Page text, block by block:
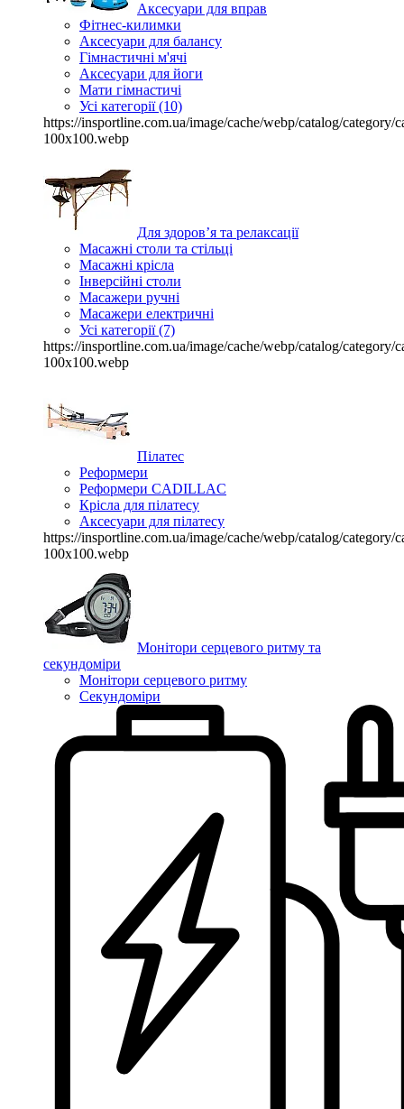
Аксесуари для вправ
Фітнес-килимки
Аксесуари для балансу
Гімнастичні м'ячі
Аксесуари для йоги
Мати гімнастичі
Усі категорії (10)
https://insportline.com.ua/image/cache/webp/catalog/category/
100x100.webp
Для здоров’я та релаксації
Масажні столи та стільці
Масажні крісла
Інверсійні столи
Масажери ручні
Масажери електричні
Усі категорії (7)
https://insportline.com.ua/image/cache/webp/catalog/category/
100x100.webp
Пілатес
Реформери
Реформери CADILLAC
Крісла для пілатесу
Аксесуари для пілатесу
https://insportline.com.ua/image/cache/webp/catalog/category/
100x100.webp
Монітори серцевого ритму та
секундоміри
Монітори серцевого ритму
Секундоміри